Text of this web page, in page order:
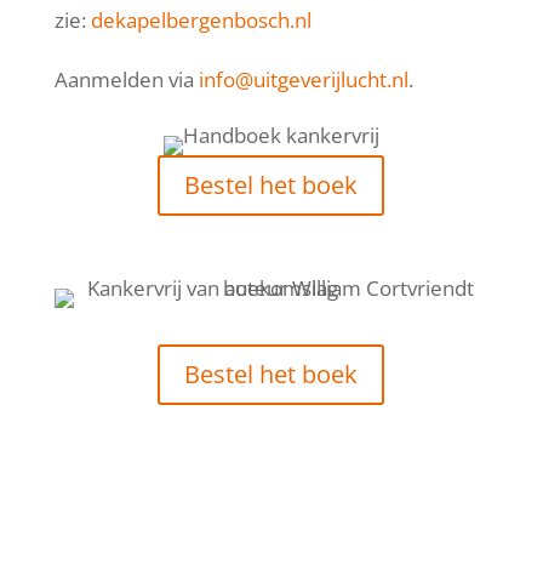
zie: dekapelbergenbosch.nl
Aanmelden via info@uitgeverijlucht.nl.
Bestel het boek
Bestel het boek